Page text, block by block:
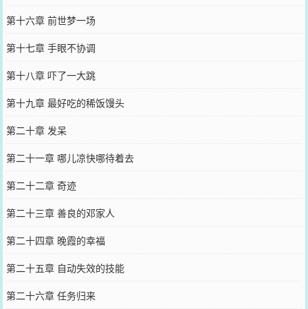
第十六章 前世梦一场
第十七章 手眼不协调
第十八章 吓了一大跳
第十九章 最好吃的稀饭馒头
第二十章 发呆
第二十一章 哪儿凉快哪待着去
第二十二章 奇迹
第二十三章 善良的邓家人
第二十四章 晚霞的幸福
第二十五章 自动失效的技能
第二十六章 任务归来